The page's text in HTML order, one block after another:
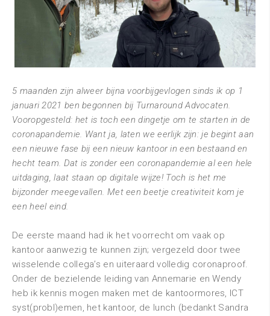
5 maanden zijn alweer bijna voorbijgevlogen sinds ik op 1
januari 2021 ben begonnen bij Turnaround Advocaten.
Vooropgesteld: het is toch een dingetje om te starten in de
coronapandemie. Want ja, laten we eerlijk zijn: je begint aan
een nieuwe fase bij een nieuw kantoor in een bestaand en
hecht team. Dat is zonder een coronapandemie al een hele
uitdaging, laat staan op digitale wijze! Toch is het me
bijzonder meegevallen. Met een beetje creativiteit kom je
een heel eind.
De eerste maand had ik het voorrecht om vaak op
kantoor aanwezig te kunnen zijn; vergezeld door twee
wisselende collega’s en uiteraard volledig coronaproof.
Onder de bezielende leiding van Annemarie en Wendy
heb ik kennis mogen maken met de kantoormores, ICT
syst(probl)emen, het kantoor, de lunch (bedankt Sandra